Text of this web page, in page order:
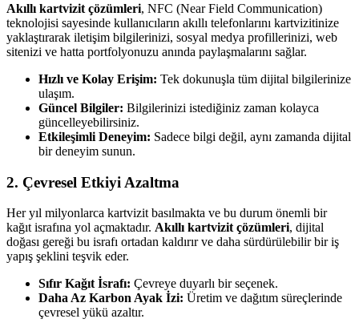
Akıllı kartvizit çözümleri, NFC (Near Field Communication)
teknolojisi sayesinde kullanıcıların akıllı telefonlarını kartvizitinize
yaklaştırarak iletişim bilgilerinizi, sosyal medya profillerinizi, web
sitenizi ve hatta portfolyonuzu anında paylaşmalarını sağlar.
Hızlı ve Kolay Erişim: Tek dokunuşla tüm dijital bilgilerinize
ulaşım.
Güncel Bilgiler: Bilgilerinizi istediğiniz zaman kolayca
güncelleyebilirsiniz.
Etkileşimli Deneyim: Sadece bilgi değil, aynı zamanda dijital
bir deneyim sunun.
2. Çevresel Etkiyi Azaltma
Her yıl milyonlarca kartvizit basılmakta ve bu durum önemli bir
kağıt israfına yol açmaktadır. Akıllı kartvizit çözümleri, dijital
doğası gereği bu israfı ortadan kaldırır ve daha sürdürülebilir bir iş
yapış şeklini teşvik eder.
Sıfır Kağıt İsrafı: Çevreye duyarlı bir seçenek.
Daha Az Karbon Ayak İzi: Üretim ve dağıtım süreçlerinde
çevresel yükü azaltır.